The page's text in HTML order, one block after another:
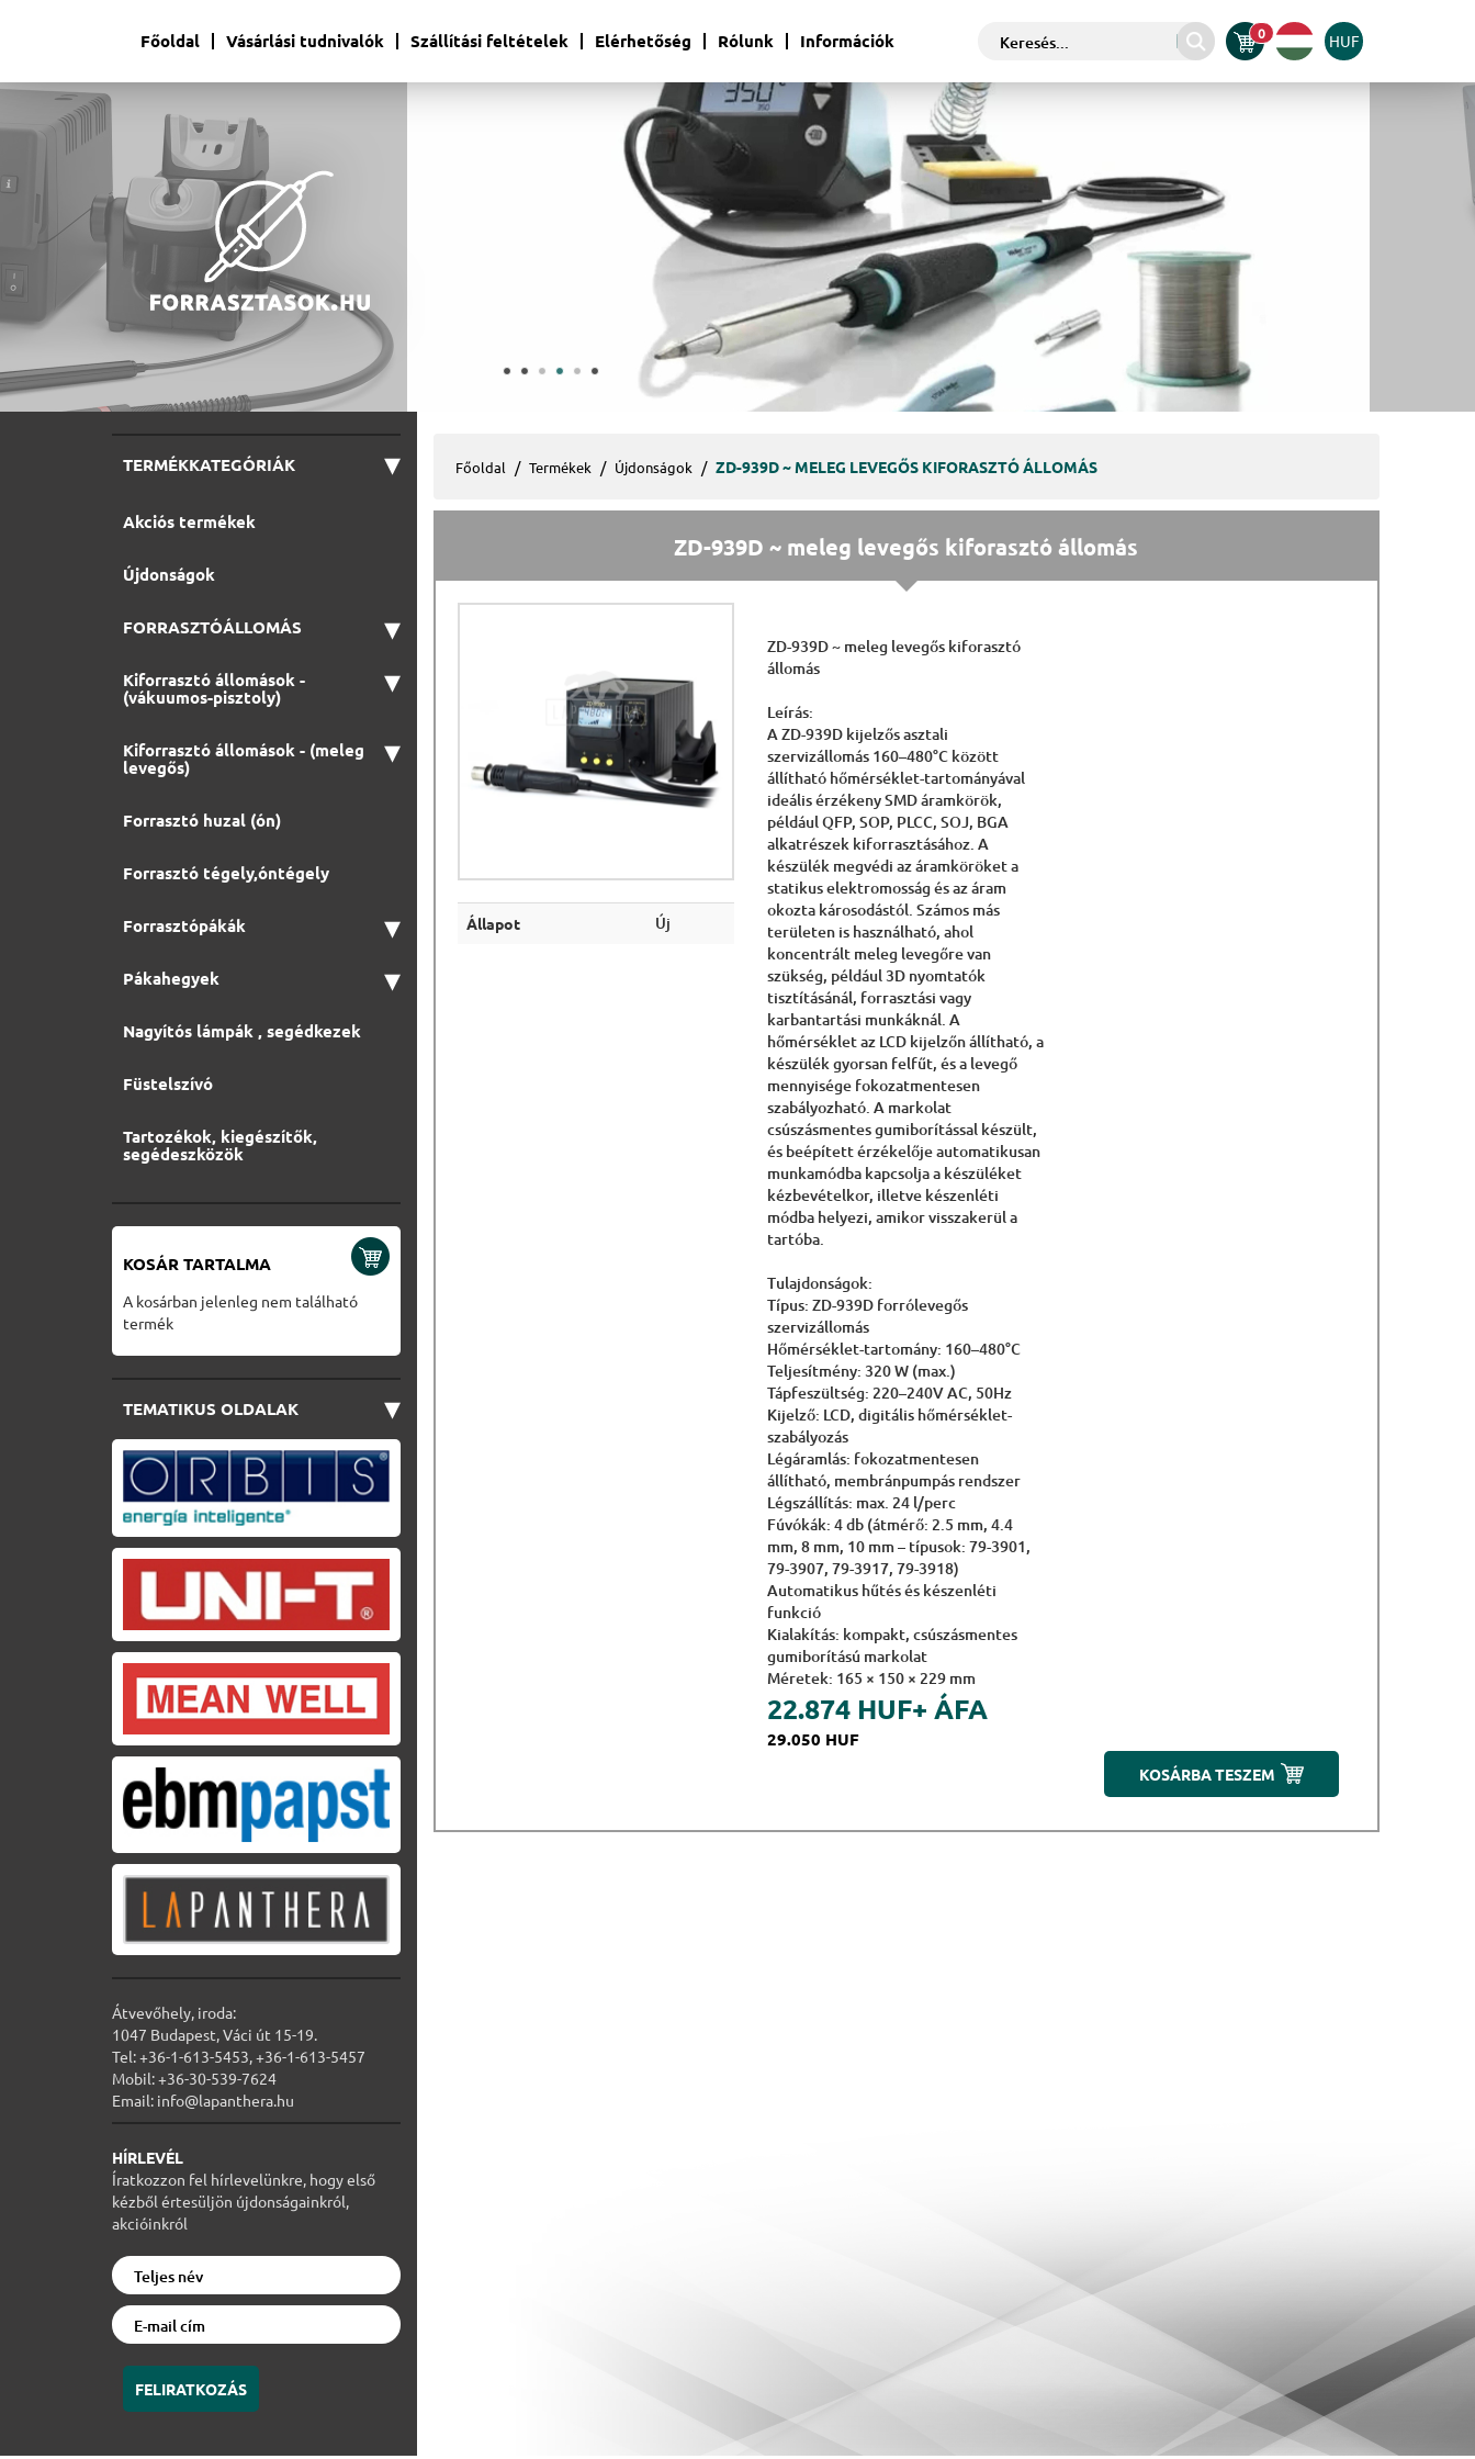
Főoldal Vásárlási tudnivalók Szállítási feltételek Elérhetőség Rólunk Információk HUF
0
TERMÉKKATEGÓRIÁK ▾
Akciós termékek
Újdonságok
FORRASZTÓÁLLOMÁS ▾
Kiforrasztó állomások -
(vákuumos-pisztoly)
▾
Kiforrasztó állomások - (meleg
levegős)
▾
Forrasztó huzal (ón)
Forrasztó tégely,óntégely
Forrasztópákák ▾
Pákahegyek ▾
Nagyítós lámpák , segédkezek
Füstelszívó
Tartozékok, kiegészítők,
segédeszközök
KOSÁR TARTALMA
A kosárban jelenleg nem található
termék
TEMATIKUS OLDALAK ▾
Átvevőhely, iroda:
1047 Budapest, Váci út 15-19.
Tel: +36-1-613-5453, +36-1-613-5457
Mobil: +36-30-539-7624
Email: info@lapanthera.hu
HÍRLEVÉL
Íratkozzon fel hírlevelünkre, hogy első
kézből értesüljön újdonságainkról,
akcióinkról
FELIRATKOZÁS
Főoldal Termékek Újdonságok ZD-939D ~ MELEG LEVEGŐS KIFORASZTÓ ÁLLOMÁS
ZD-939D ~ meleg levegős kiforasztó állomás
Állapot Új
ZD-939D ~ meleg levegős kiforasztó
állomás
Leírás:
A ZD-939D kijelzős asztali
szervizállomás 160–480°C között
állítható hőmérséklet-tartományával
ideális érzékeny SMD áramkörök,
például QFP, SOP, PLCC, SOJ, BGA
alkatrészek kiforrasztásához. A
készülék megvédi az áramköröket a
statikus elektromosság és az áram
okozta károsodástól. Számos más
területen is használható, ahol
koncentrált meleg levegőre van
szükség, például 3D nyomtatók
tisztításánál, forrasztási vagy
karbantartási munkáknál. A
hőmérséklet az LCD kijelzőn állítható, a
készülék gyorsan felfűt, és a levegő
mennyisége fokozatmentesen
szabályozható. A markolat
csúszásmentes gumiborítással készült,
és beépített érzékelője automatikusan
munkamódba kapcsolja a készüléket
kézbevételkor, illetve készenléti
módba helyezi, amikor visszakerül a
tartóba.
Tulajdonságok:
Típus: ZD-939D forrólevegős
szervizállomás
Hőmérséklet-tartomány: 160–480°C
Teljesítmény: 320 W (max.)
Tápfeszültség: 220–240V AC, 50Hz
Kijelző: LCD, digitális hőmérséklet-
szabályozás
Légáramlás: fokozatmentesen
állítható, membránpumpás rendszer
Légszállítás: max. 24 l/perc
Fúvókák: 4 db (átmérő: 2.5 mm, 4.4
mm, 8 mm, 10 mm – típusok: 79-3901,
79-3907, 79-3917, 79-3918)
Automatikus hűtés és készenléti
funkció
Kialakítás: kompakt, csúszásmentes
gumiborítású markolat
Méretek: 165 × 150 × 229 mm
22.874 HUF+ ÁFA
29.050 HUF
KOSÁRBA TESZEM